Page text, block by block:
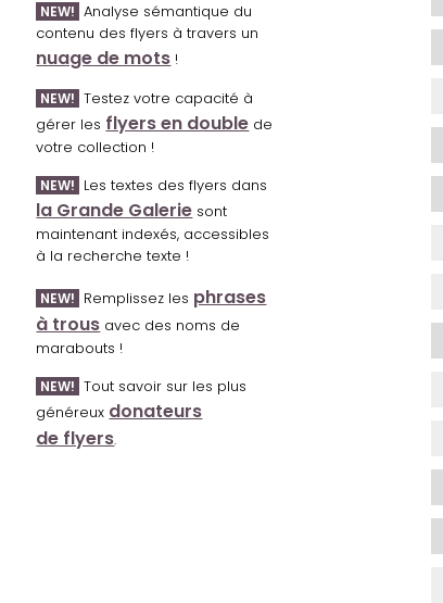
NEW! Analyse sémantique du
contenu des flyers à travers un
nuage de mots !
NEW! Testez votre capacité à
gérer les flyers en double de
votre collection !
NEW! Les textes des flyers dans
la Grande Galerie sont
maintenant indexés, accessibles
à la recherche texte !
NEW! Remplissez les phrases
à trous avec des noms de
marabouts !
NEW! Tout savoir sur les plus
généreux donateurs
de flyers.